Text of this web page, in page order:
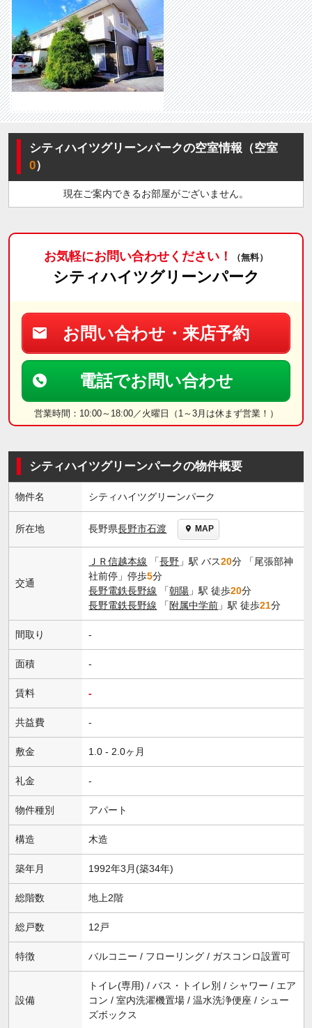
シティハイツグリーンパークの空室情報（空室
0）
現在ご案内できるお部屋がございません。
お気軽にお問い合わせください！ （無料）
シティハイツグリーンパーク
お問い合わせ・来店予約
電話でお問い合わせ
営業時間：10:00～18:00／火曜日（1～3月は休まず営業！）
シティハイツグリーンパークの物件概要
物件名 シティハイツグリーンパーク
所在地 長野県長野市石渡 MAP
交通
ＪＲ信越本線 「長野 」駅 バス20分 「尾張部神
社前停」停歩5分
長野電鉄長野線 「朝陽 」駅 徒歩20分
長野電鉄長野線 「 附属中学前 」駅 徒歩21分
間取り -
面積 -
賃料 -
共益費 -
敷金 1.0 - 2.0ヶ月
礼金 -
物件種別 アパート
構造 木造
築年月 1992年3月(築34年)
総階数 地上2階
総戸数 12戸
特徴 バルコニー / フローリング / ガスコンロ設置可
設備
トイレ(専用) / バス・トイレ別 / シャワー / エア
コン / 室内洗濯機置場 / 温水洗浄便座 / シュー
ズボックス